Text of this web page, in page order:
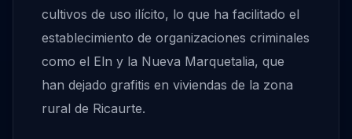
cultivos de uso ilícito, lo que ha facilitado el
establecimiento de organizaciones criminales
como el Eln y la Nueva Marquetalia, que
han dejado grafitis en viviendas de la zona
rural de Ricaurte.